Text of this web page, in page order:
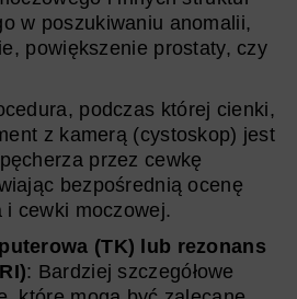
w poszukiwaniu anomalii,
powiększenie prostaty, czy
podczas której cienki,
z kamerą (cystoskop) jest
przez cewkę
bezpośrednią ocenę
cewki moczowej.
(TK) lub rezonans
: Bardziej szczegółowe